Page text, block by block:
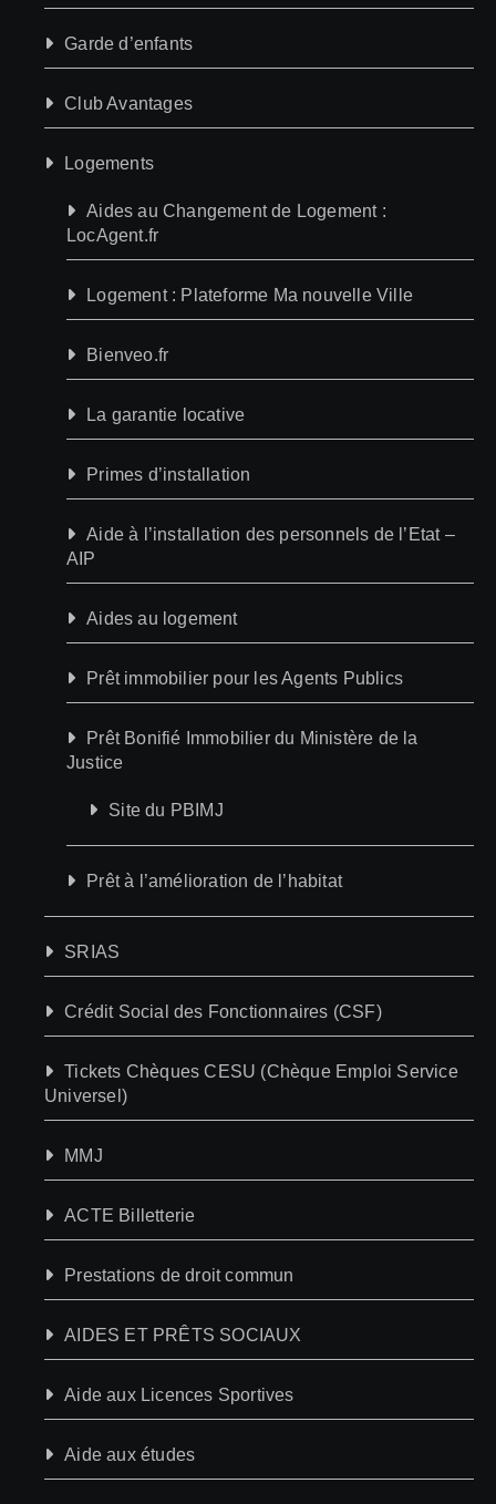
Garde d’enfants
Club Avantages
Logements
Aides au Changement de Logement :
LocAgent.fr
Logement : Plateforme Ma nouvelle Ville
Bienveo.fr
La garantie locative
Primes d’installation
Aide à l’installation des personnels de l’Etat –
AIP
Aides au logement
Prêt immobilier pour les Agents Publics
Prêt Bonifié Immobilier du Ministère de la
Justice
Site du PBIMJ
Prêt à l’amélioration de l’habitat
SRIAS
Crédit Social des Fonctionnaires (CSF)
Tickets Chèques CESU (Chèque Emploi Service
Universel)
MMJ
ACTE Billetterie
Prestations de droit commun
AIDES ET PRÊTS SOCIAUX
Aide aux Licences Sportives
Aide aux études